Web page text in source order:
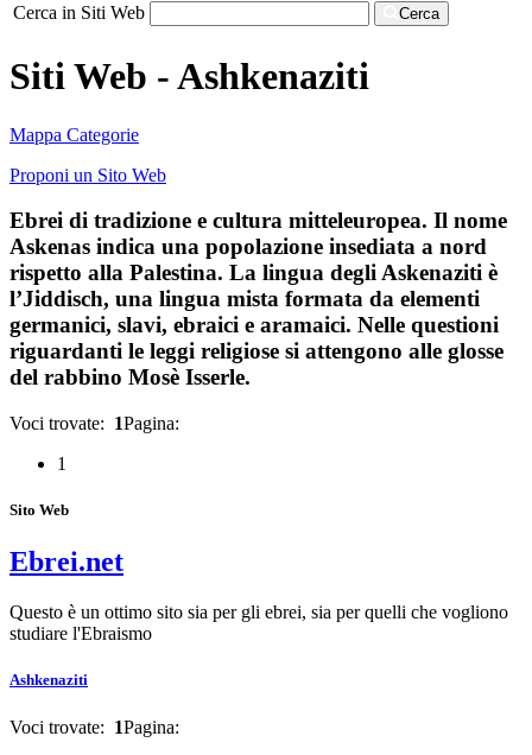
Cerca in Siti Web Cerca
Siti Web - Ashkenaziti
Mappa Categorie
Proponi un Sito Web
Ebrei di tradizione e cultura mitteleuropea. Il nome
Askenas indica una popolazione insediata a nord
rispetto alla Palestina. La lingua degli Askenaziti è
l’Jiddisch, una lingua mista formata da elementi
germanici, slavi, ebraici e aramaici. Nelle questioni
riguardanti le leggi religiose si attengono alle glosse
del rabbino Mosè Isserle.
Voci trovate: 1Pagina:
1
Sito Web
Ebrei.net
Questo è un ottimo sito sia per gli ebrei, sia per quelli che vogliono
studiare l'Ebraismo
Ashkenaziti
Voci trovate: 1Pagina: